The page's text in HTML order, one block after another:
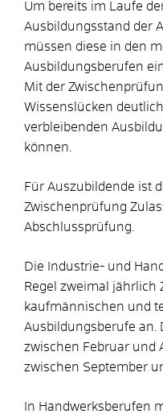
Um bereits im Laufe
Ausbildungsstand der
müssen diese in den
Ausbildungsberufen
Mit der
Wissenslücken
verbleibenden
können.
Für Auszubildende ist
Zwischenprüfung
Abschlussprüfung.
Die Industrie- und
Regel zweimal jährlich
kaufmännischen und
Ausbildungsberufe an.
zwischen Februar und
zwischen September
In Handwerksberufen